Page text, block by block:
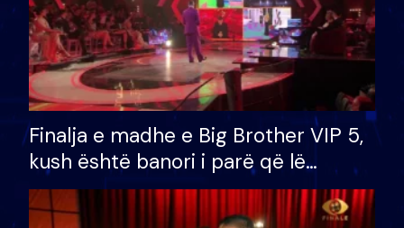
Finalja e madhe e Big Brother VIP 5,
kush është banori i parë që lë
shtëpinë dhe humb mundësinë për
të fituar çmimin e madh